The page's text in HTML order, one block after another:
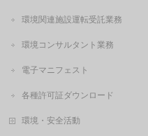
環境関連施設運転受託業務
環境コンサルタント業務
電子マニフェスト
各種許可証ダウンロード
環境・安全活動